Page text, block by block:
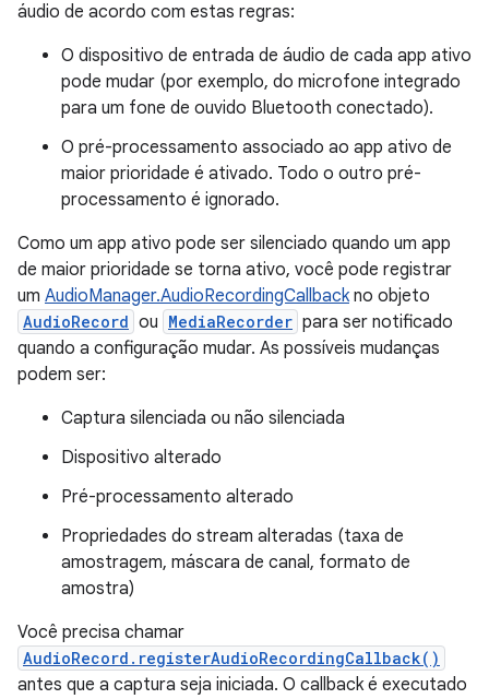
áudio de acordo com estas regras:
O dispositivo de entrada de áudio de cada app ativo
pode mudar (por exemplo, do microfone integrado
para um fone de ouvido Bluetooth conectado).
O pré-processamento associado ao app ativo de
maior prioridade é ativado. Todo o outro pré-
processamento é ignorado.
Como um app ativo pode ser silenciado quando um app
de maior prioridade se torna ativo, você pode registrar
um AudioManager.AudioRecordingCallbackno objeto
AudioRecord ou MediaRecorder para ser notificado
quando a configuração mudar. As possíveis mudanças
podem ser:
Captura silenciada ou não silenciada
Dispositivo alterado
Pré-processamento alterado
Propriedades do stream alteradas (taxa de
amostragem, máscara de canal, formato de
amostra)
Você precisa chamar
AudioRecord.registerAudioRecordingCallback()
antes que a captura seja iniciada. O callback é executado